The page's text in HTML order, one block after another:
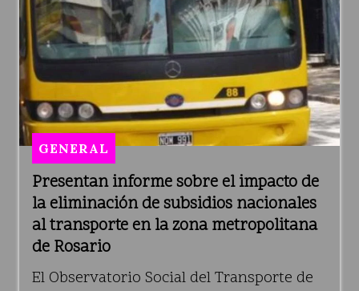
Presentan informe sobre el impacto de
la eliminación de subsidios nacionales
al transporte en la zona metropolitana
de Rosario
GENERAL
El Observatorio Social del Transporte de